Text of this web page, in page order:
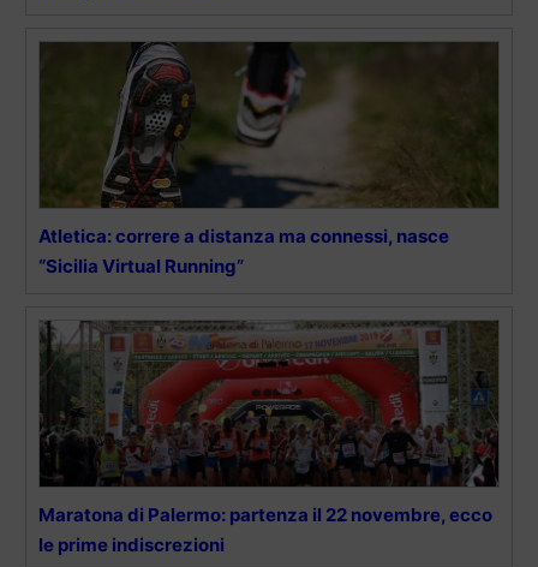
Atletica: correre a distanza ma connessi, nasce
“Sicilia Virtual Running”
Maratona di Palermo: partenza il 22 novembre, ecco
le prime indiscrezioni